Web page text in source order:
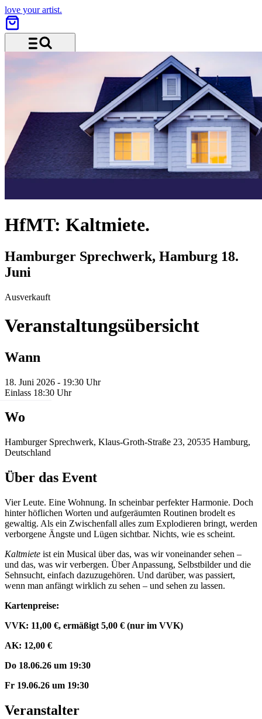
love your artist.
Menü und Suche
HfMT: Kaltmiete.
Hamburger Sprechwerk, Hamburg 18.
Juni
Ausverkauft
Veranstaltungsübersicht
Wann
18. Juni 2026 - 19:30 Uhr
Einlass 18:30 Uhr
Wo
Hamburger Sprechwerk, Klaus-Groth-Straße 23, 20535 Hamburg,
Deutschland
Über das Event
Vier Leute. Eine Wohnung. ​In scheinbar perfekter Harmonie. Doch
hinter höflichen Worten und aufgeräumten Routinen brodelt es
gewaltig. Als ein Zwischenfall alles zum Explodieren bringt, werden
verborgene Ängste und Lügen sichtbar. Nichts, wie es scheint.
Kaltmiete ist ein Musical über das, was wir voneinander sehen –
und das, was wir verbergen. Über Anpassung, Selbstbilder und die
Sehnsucht, einfach dazuzugehören. Und darüber, was passiert,
wenn man anfängt wirklich zu sehen – und sehen zu lassen.
Kartenpreise:
VVK: 11,00 €, ermäßigt 5,00 € (nur im VVK)
AK: 12,00 €
Do 18.06.26 um 19:30
Fr 19.06.26 um 19:30
Veranstalter